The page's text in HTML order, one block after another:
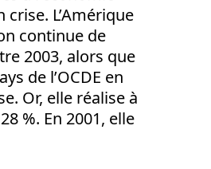
L’Amérique
continue de
2003, alors que
de l’OCDE en
Or, elle réalise à
%. En 2001, elle